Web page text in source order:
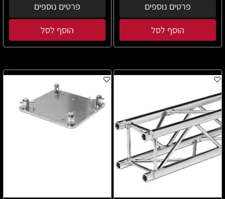
פרטים נוספים
הוסף לסל
פרטים נוספים
הוסף לסל